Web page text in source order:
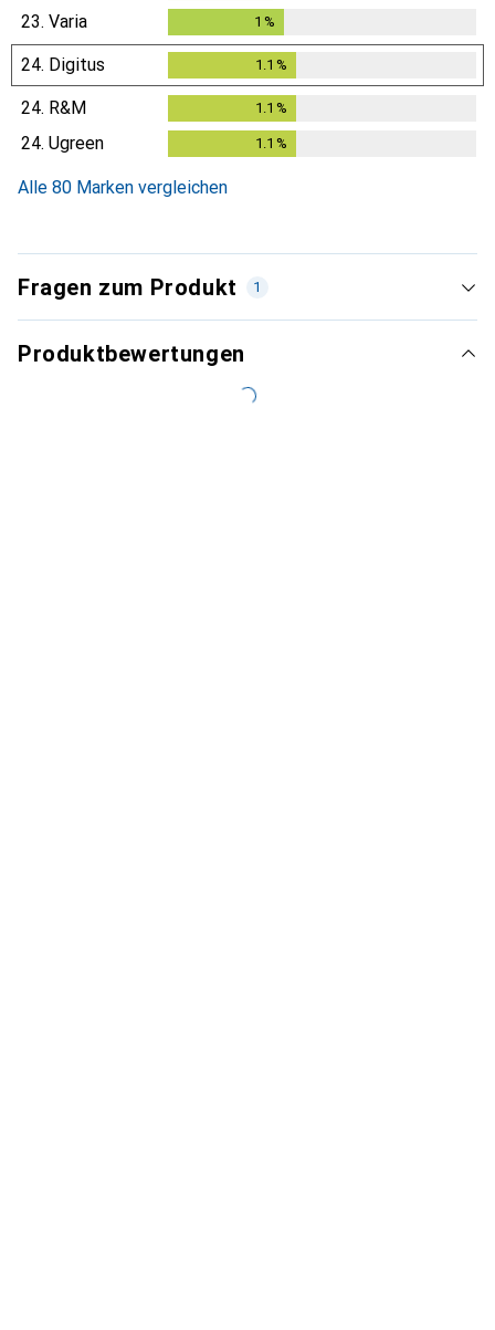
23. Varia 1 %
24. Digitus 1.1 %
24. R&M 1.1 %
24. Ugreen 1.1 %
Alle 80 Marken vergleichen
Fragen zum Produkt 1
Produktbewertungen